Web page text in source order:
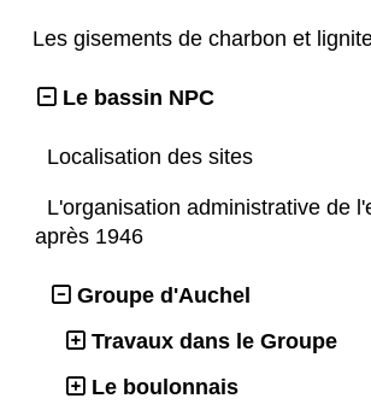
Les gisements de charbon et
Le bassin NPC
Localisation des sites
L'organisation administrative de
après 1946
Groupe d'Auchel
Travaux dans le Groupe
Le boulonnais